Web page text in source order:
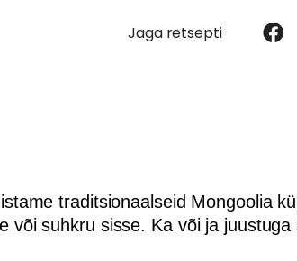
Jaga retsepti
traditsionaalseid Mongoolia
või suhkru sisse. Ka või ja juustuga